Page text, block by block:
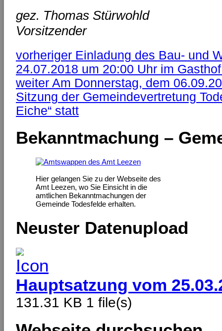
gez. Thomas Stürwohld
Vorsitzender
vorheriger Einladung des Bau- und
24.07.2018 um 20:00 Uhr im
weiter Am Donnerstag, dem
Sitzung der Gemeindevertretung
Eiche“ statt
Bekanntmachung –
Hier gelangen Sie zu der Webseite des
Amt Leezen, wo Sie Einsicht in die
amtlichen Bekanntmachungen der
Gemeinde Todesfelde erhalten.
Neuster Datenupload
Hauptsatzung vom
131.31 KB 1 file(s)